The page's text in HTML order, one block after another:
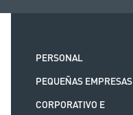
PERSONAL
PEQUEÑAS EMPRESAS
CORPORATIVO E